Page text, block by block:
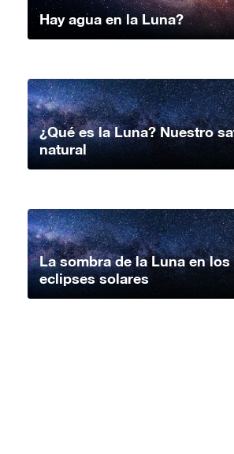
Hay agua en la Luna?
¿Qué es la Luna? Nuestro
natural
La sombra de la Luna en los
eclipses solares